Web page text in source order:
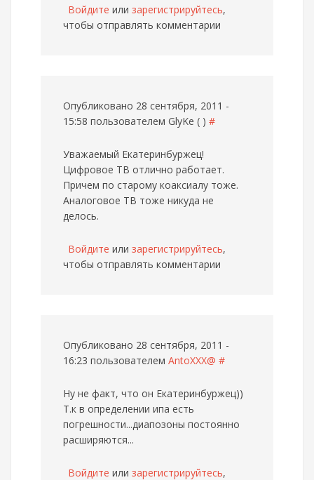
Войдите или зарегистрируйтесь,
чтобы отправлять комментарии
Опубликовано 28 сентября, 2011 -
15:58 пользователем GlyKe ( ) #
Уважаемый Екатеринбуржец!
Цифровое ТВ отлично работает.
Причем по старому коаксиалу тоже.
Аналоговое ТВ тоже никуда не
делось.
Войдите или зарегистрируйтесь,
чтобы отправлять комментарии
Опубликовано 28 сентября, 2011 -
16:23 пользователем AntoXXX@ #
Ну не факт, что он Екатеринбуржец))
Т.к в определении ипа есть
погрешности...диапозоны постоянно
расширяются...
Войдите или зарегистрируйтесь,